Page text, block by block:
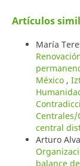
Artículos
María
México ,
central
Arturo
balance